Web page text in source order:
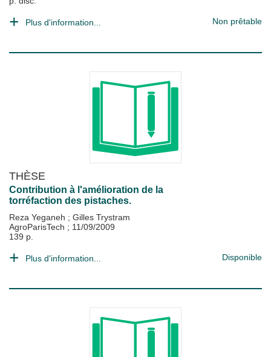
Plus d'information... Non prêtable
THÈSE
Contribution à l'amélioration de la
torréfaction des pistaches.
Reza Yeganeh ; Gilles Trystram
AgroParisTech ; 11/09/2009
139 p.
Plus d'information... Disponible